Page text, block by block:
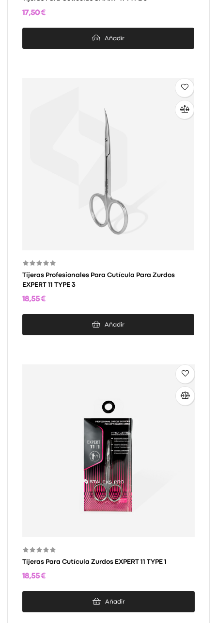
17,50 €
Añadir
Tijeras Profesionales Para Cutícula Para Zurdos
EXPERT 11 TYPE 3
18,55 €
Añadir
Tijeras Para Cutícula Zurdos EXPERT 11 TYPE 1
18,55 €
Añadir